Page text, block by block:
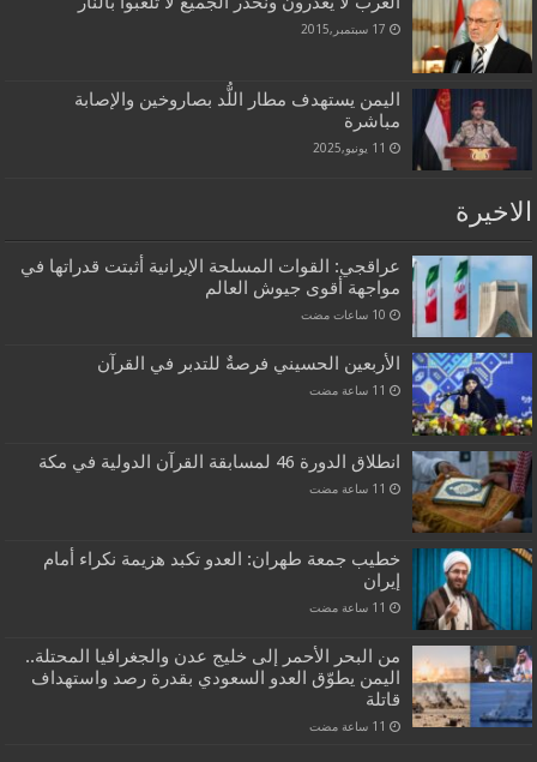
17 سبتمبر,2015
اليمن يستهدف مطار اللُّد بصاروخين والإصابة
مباشرة
11 يونيو,2025
الاخيرة
عراقجي: القوات المسلحة الإيرانية أثبتت قدراتها في
مواجهة أقوى جيوش العالم
الأربعين الحسيني فرصةٌ للتدبر في القرآن
انطلاق الدورة 46 لمسابقة القرآن الدولية في مكة
خطيب جمعة طهران: العدو تكبد هزيمة نكراء أمام
إيران
من البحر الأحمر إلى خليج عدن والجغرافيا المحتلة..
اليمن يطوّق العدو السعودي بقدرة رصد واستهداف
قاتلة